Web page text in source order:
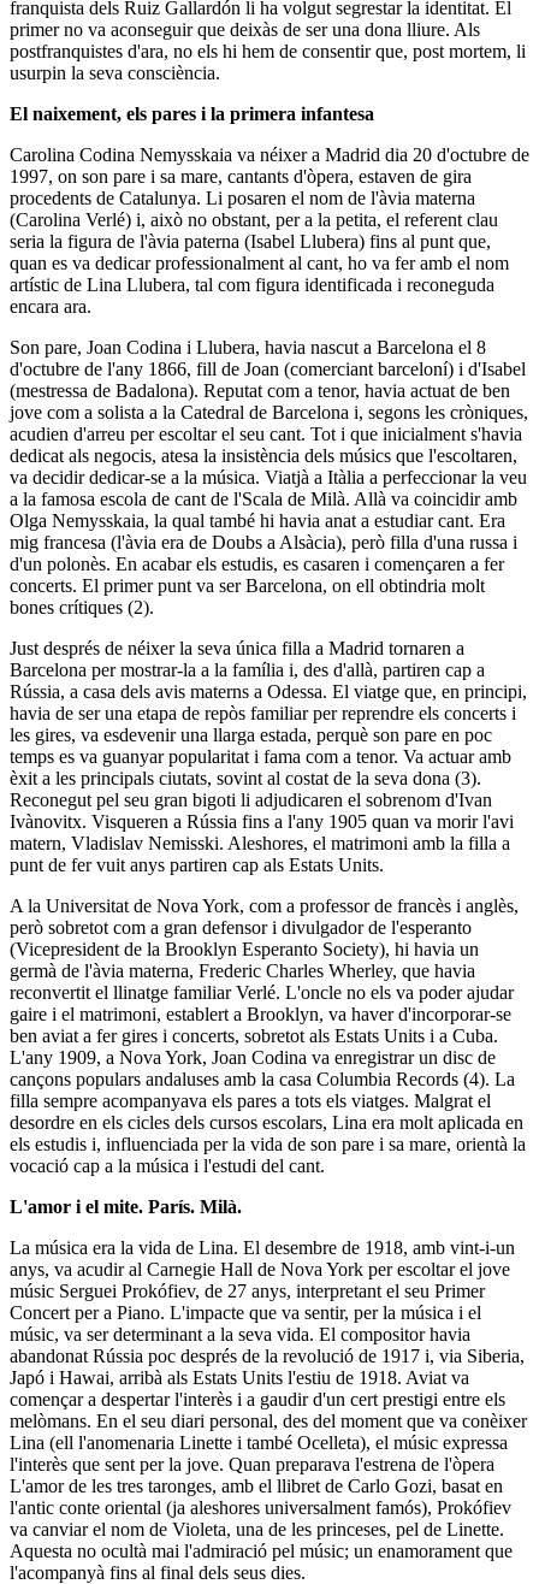
franquista dels Ruiz Gallardón li ha volgut segrestar la identitat. El
primer no va aconseguir que deixàs de ser una dona lliure. Als
postfranquistes d'ara, no els hi hem de consentir que, post mortem, li
usurpin la seva consciència.
El naixement, els pares i la primera infantesa
Carolina Codina Nemysskaia va néixer a Madrid dia 20 d'octubre de
1997, on son pare i sa mare, cantants d'òpera, estaven de gira
procedents de Catalunya. Li posaren el nom de l'àvia materna
(Carolina Verlé) i, això no obstant, per a la petita, el referent clau
seria la figura de l'àvia paterna (Isabel Llubera) fins al punt que,
quan es va dedicar professionalment al cant, ho va fer amb el nom
artístic de Lina Llubera, tal com figura identificada i reconeguda
encara ara.
Son pare, Joan Codina i Llubera, havia nascut a Barcelona el 8
d'octubre de l'any 1866, fill de Joan (comerciant barceloní) i d'Isabel
(mestressa de Badalona). Reputat com a tenor, havia actuat de ben
jove com a solista a la Catedral de Barcelona i, segons les cròniques,
acudien d'arreu per escoltar el seu cant. Tot i que inicialment s'havia
dedicat als negocis, atesa la insistència dels músics que l'escoltaren,
va decidir dedicar-se a la música. Viatjà a Itàlia a perfeccionar la veu
a la famosa escola de cant de l'Scala de Milà. Allà va coincidir amb
Olga Nemysskaia, la qual també hi havia anat a estudiar cant. Era
mig francesa (l'àvia era de Doubs a Alsàcia), però filla d'una russa i
d'un polonès. En acabar els estudis, es casaren i començaren a fer
concerts. El primer punt va ser Barcelona, on ell obtindria molt
bones crítiques (2).
Just després de néixer la seva única filla a Madrid tornaren a
Barcelona per mostrar-la a la família i, des d'allà, partiren cap a
Rússia, a casa dels avis materns a Odessa. El viatge que, en principi,
havia de ser una etapa de repòs familiar per reprendre els concerts i
les gires, va esdevenir una llarga estada, perquè son pare en poc
temps es va guanyar popularitat i fama com a tenor. Va actuar amb
èxit a les principals ciutats, sovint al costat de la seva dona (3).
Reconegut pel seu gran bigoti li adjudicaren el sobrenom d'Ivan
Ivànovitx. Visqueren a Rússia fins a l'any 1905 quan va morir l'avi
matern, Vladislav Nemisski. Aleshores, el matrimoni amb la filla a
punt de fer vuit anys partiren cap als Estats Units.
A la Universitat de Nova York, com a professor de francès i anglès,
però sobretot com a gran defensor i divulgador de l'esperanto
(Vicepresident de la Brooklyn Esperanto Society), hi havia un
germà de l'àvia materna, Frederic Charles Wherley, que havia
reconvertit el llinatge familiar Verlé. L'oncle no els va poder ajudar
gaire i el matrimoni, establert a Brooklyn, va haver d'incorporar-se
ben aviat a fer gires i concerts, sobretot als Estats Units i a Cuba.
L'any 1909, a Nova York, Joan Codina va enregistrar un disc de
cançons populars andaluses amb la casa Columbia Records (4). La
filla sempre acompanyava els pares a tots els viatges. Malgrat el
desordre en els cicles dels cursos escolars, Lina era molt aplicada en
els estudis i, influenciada per la vida de son pare i sa mare, orientà la
vocació cap a la música i l'estudi del cant.
L'amor i el mite. París. Milà.
La música era la vida de Lina. El desembre de 1918, amb vint-i-un
anys, va acudir al Carnegie Hall de Nova York per escoltar el jove
músic Serguei Prokófiev, de 27 anys, interpretant el seu Primer
Concert per a Piano. L'impacte que va sentir, per la música i el
músic, va ser determinant a la seva vida. El compositor havia
abandonat Rússia poc després de la revolució de 1917 i, via Siberia,
Japó i Hawai, arribà als Estats Units l'estiu de 1918. Aviat va
començar a despertar l'interès i a gaudir d'un cert prestigi entre els
melòmans. En el seu diari personal, des del moment que va conèixer
Lina (ell l'anomenaria Linette i també Ocelleta), el músic expressa
l'interès que sent per la jove. Quan preparava l'estrena de l'òpera
L'amor de les tres taronges, amb el llibret de Carlo Gozi, basat en
l'antic conte oriental (ja aleshores universalment famós), Prokófiev
va canviar el nom de Violeta, una de les princeses, pel de Linette.
Aquesta no ocultà mai l'admiració pel músic; un enamorament que
l'acompanyà fins al final dels seus dies.